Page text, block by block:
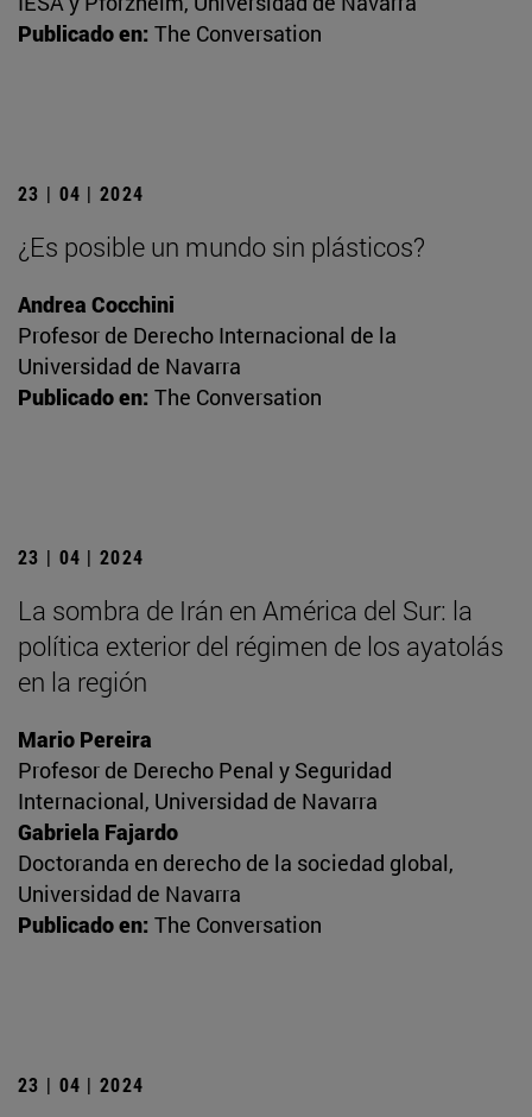
Publicado en: The Conversation
23 | 04 | 2024
¿Es posible un mundo sin plásticos?
Andrea Cocchini
Profesor de Derecho Internacional de la
Universidad de Navarra
Publicado en: The Conversation
23 | 04 | 2024
La sombra de Irán en América del Sur: la
política exterior del régimen de los ayatolás
en la región
Mario Pereira
Profesor de Derecho Penal y Seguridad
Internacional, Universidad de Navarra
Gabriela Fajardo
Doctoranda en derecho de la sociedad global,
Universidad de Navarra
Publicado en: The Conversation
23 | 04 | 2024